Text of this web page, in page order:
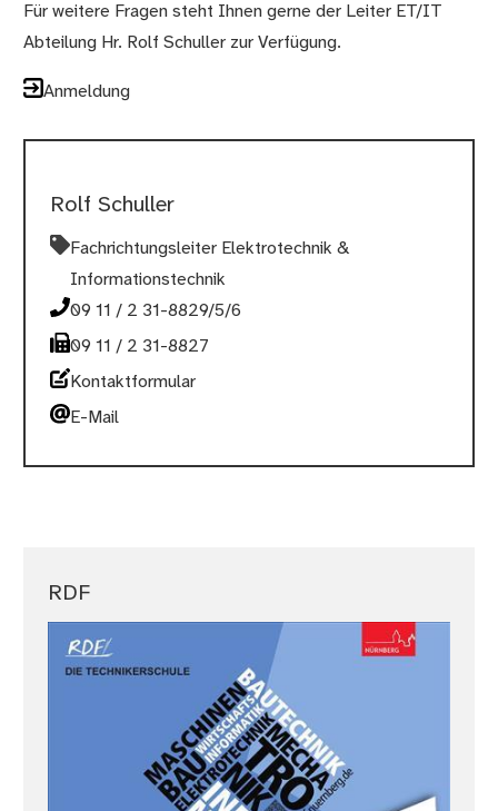
Für weitere Fragen steht Ihnen gerne der Leiter ET/IT
Abteilung Hr. Rolf Schuller zur Verfügung.
Anmeldung
Rolf Schuller
Fachrichtungsleiter Elektrotechnik &
Informationstechnik
09 11 / 2 31-8829/5/6
09 11 / 2 31-8827
Kontaktformular
E-Mail
RDF